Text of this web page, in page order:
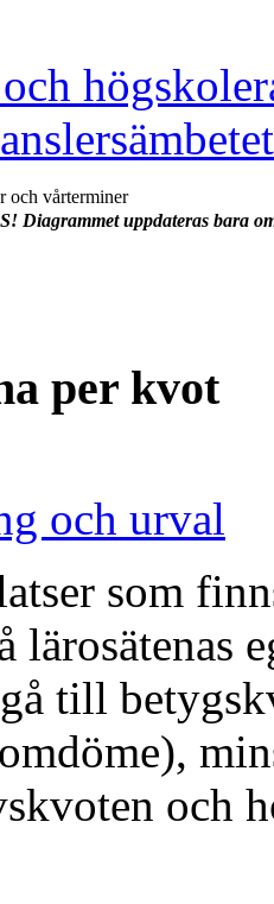
och vårterminer
Diagrammet uppdateras bara
per kvot
och urval
som
lärosätenas
till
och